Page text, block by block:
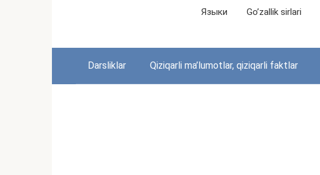
Языки Go’zallik sirlari
Darsliklar Qiziqarli ma’lumotlar, qiziqarli faktlar